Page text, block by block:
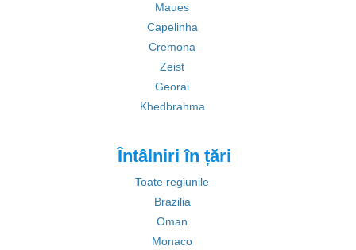
Maues
Capelinha
Cremona
Zeist
Georai
Khedbrahma
Întâlniri în țări
Toate regiunile
Brazilia
Oman
Monaco